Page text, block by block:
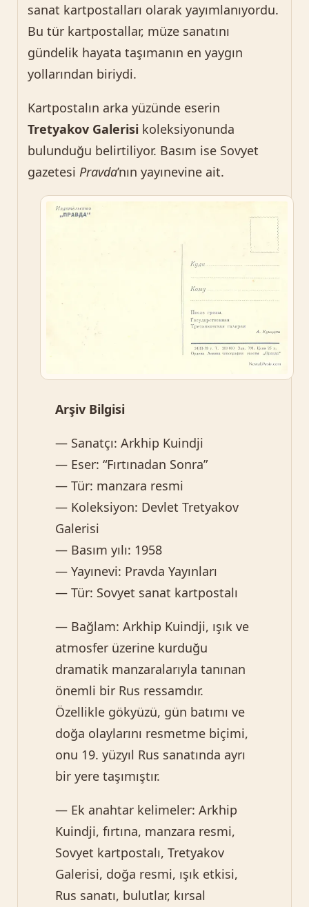
sanat kartpostalları olarak yayımlanıyordu.
Bu tür kartpostallar, müze sanatını
gündelik hayata taşımanın en yaygın
yollarından biriydi.
Kartpostalın arka yüzünde eserin
Tretyakov Galerisi koleksiyonunda
bulunduğu belirtiliyor. Basım ise Sovyet
gazetesi Pravda’nın yayınevine ait.
Arşiv Bilgisi
— Sanatçı: Arkhip Kuindji
— Eser: “Fırtınadan Sonra”
— Tür: manzara resmi
— Koleksiyon: Devlet Tretyakov
Galerisi
— Basım yılı: 1958
— Yayınevi: Pravda Yayınları
— Tür: Sovyet sanat kartpostalı
— Bağlam: Arkhip Kuindji, ışık ve
atmosfer üzerine kurduğu
dramatik manzaralarıyla tanınan
önemli bir Rus ressamdır.
Özellikle gökyüzü, gün batımı ve
doğa olaylarını resmetme biçimi,
onu 19. yüzyıl Rus sanatında ayrı
bir yere taşımıştır.
— Ek anahtar kelimeler: Arkhip
Kuindji, fırtına, manzara resmi,
Sovyet kartpostalı, Tretyakov
Galerisi, doğa resmi, ışık etkisi,
Rus sanatı, bulutlar, kırsal